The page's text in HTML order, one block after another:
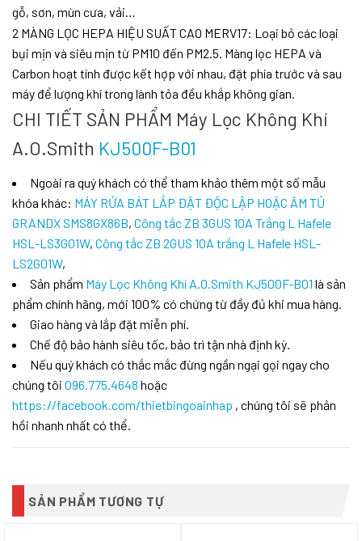
gỗ, sơn, mùn cưa, vải…
2 MÀNG LỌC HEPA HIỆU SUẤT CAO MERV17: Loại bỏ các loại
bụi mịn và siêu mịn từ PM10 đến PM2.5. Màng lọc HEPA và
Carbon hoạt tính được kết hợp với nhau, đặt phía trước và sau
máy để lượng khí trong lành tỏa đều khắp không gian.
CHI TIẾT SẢN PHẨM Máy Lọc Không Khí
A.O.Smith KJ500F-B01
Ngoài ra quý khách có thể tham khảo thêm một số mẫu
khóa khác: MÁY RỬA BÁT LẮP ĐẶT ĐỘC LẬP HOẶC ÂM TỦ
GRANDX SMS8GX86B, Công tắc ZB 3GUS 10A Trắng L Hafele
HSL-LS3G01W, Công tắc ZB 2GUS 10A trắng L Hafele HSL-
LS2G01W,
Sản phẩm Máy Lọc Không Khí A.O.Smith KJ500F-B01 là sản
phẩm chính hãng, mới 100% có chứng từ đầy đủ khi mua hàng.
Giao hàng và lắp đặt miễn phí.
Chế độ bảo hành siêu tốc, bảo trì tận nhà định kỳ.
Nếu quý khách có thắc mắc đừng ngần ngại gọi ngay cho
chúng tôi 096.775.4648 hoặc
https://facebook.com/thietbingoainhap , chúng tôi sẽ phản
hồi nhanh nhất có thể.
SẢN PHẨM TƯƠNG TỰ